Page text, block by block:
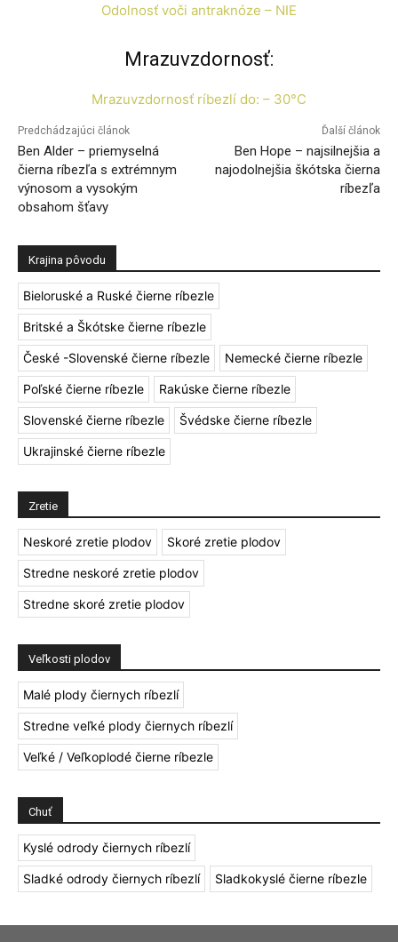
Odolnosť voči antraknóze – NIE
Mrazuvzdornosť:
Mrazuvzdornosť ríbezlí do: – 30°C
Predchádzajúci článok
Ben Alder – priemyselná
čierna ríbezľa s extrémnym
výnosom a vysokým
obsahom šťavy
Ďalší článok
Ben Hope – najsilnejšia a
najodolnejšia škótska čierna
ríbezľa
Krajina pôvodu
Bieloruské a Ruské čierne ríbezle
Britské a Škótske čierne ríbezle
České -Slovenské čierne ríbezle Nemecké čierne ríbezle
Poľské čierne ríbezle Rakúske čierne ríbezle
Slovenské čierne ríbezle Švédske čierne ríbezle
Ukrajinské čierne ríbezle
Zretie
Neskoré zretie plodov Skoré zretie plodov
Stredne neskoré zretie plodov
Stredne skoré zretie plodov
Veľkosti plodov
Malé plody čiernych ríbezlí
Stredne veľké plody čiernych ríbezlí
Veľké / Veľkoplodé čierne ríbezle
Chuť
Kyslé odrody čiernych ríbezlí
Sladké odrody čiernych ríbezlí Sladkokyslé čierne ríbezle